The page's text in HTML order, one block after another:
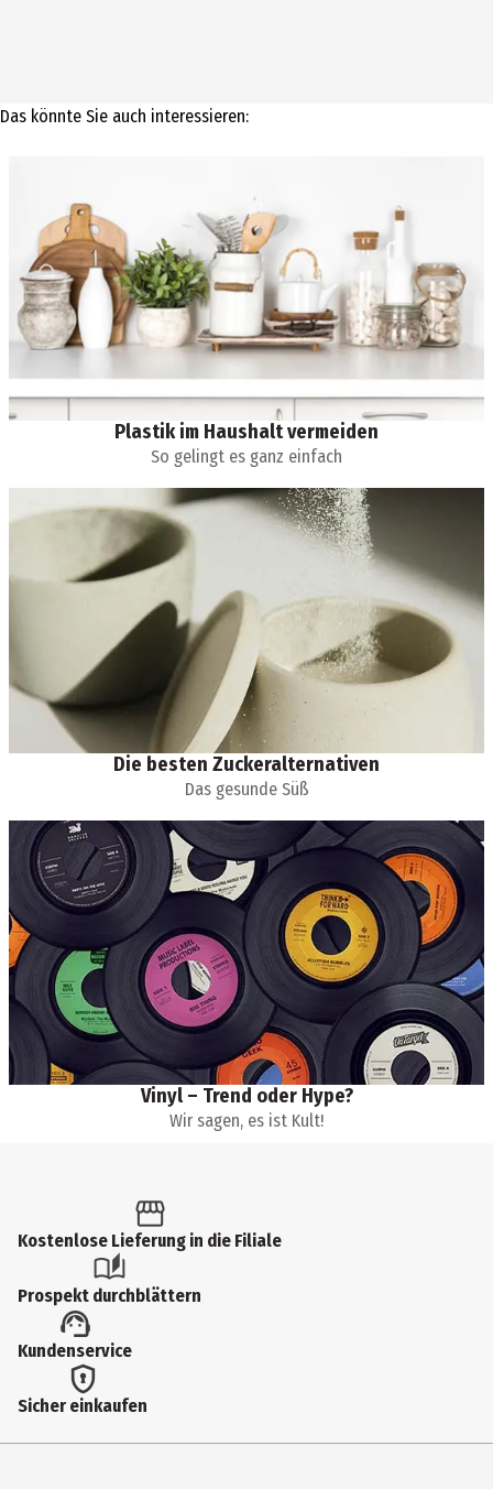
Das könnte Sie auch interessieren:
Plastik im Haushalt vermeiden
So gelingt es ganz einfach
Die besten Zuckeralternativen
Das gesunde Süß
Vinyl – Trend oder Hype?
Wir sagen, es ist Kult!
Kostenlose Lieferung in die Filiale
Prospekt durchblättern
Kundenservice
Sicher einkaufen